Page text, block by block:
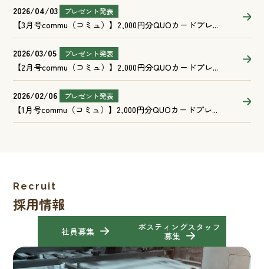
2026/04/03 プレゼント発表
【3月号commu（コミュ）】2,000円分QUOカードプレ...
2026/03/05 プレゼント発表
【2月号commu（コミュ）】2,000円分QUOカードプレ...
2026/02/06 プレゼント発表
【1月号commu（コミュ）】2,000円分QUOカードプレ...
採用情報
社員募集
ポスティングスタッフ
募集